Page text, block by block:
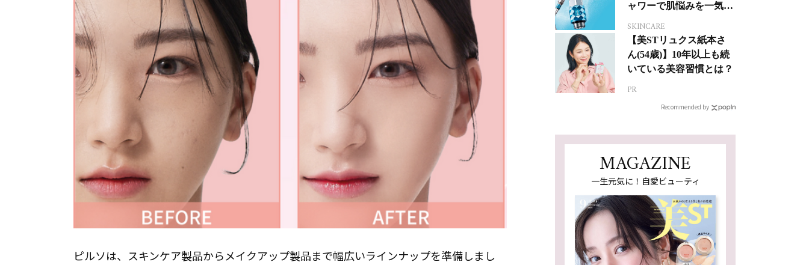
ピルソは、スキンケア製品からメイクアップ製品まで幅広いラインナップを準備しまし
ャワーで肌悩みを一気に
SKINCARE
【美STリュクス紙本さ
ん(54歳)】10年以上も続
いている美容習慣とは？
PR
Recommended by
MAGAZINE
一生元気に！自愛ビューティ